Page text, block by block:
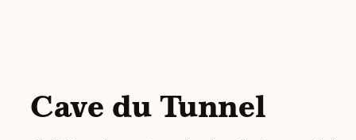
Cave du Tunnel